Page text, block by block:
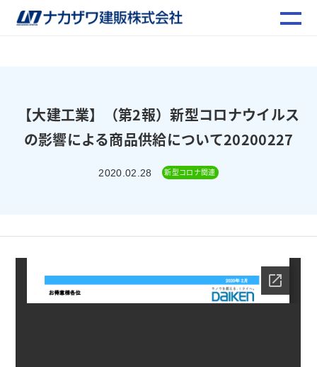
【大建工業】（第2報）新型コロナウイルス
の影響による商品供給について20200227
2020.02.28 新型コロナ関連